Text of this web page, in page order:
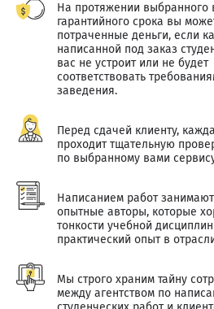
На протяжении выбранного
гарантийного срока вы
потраченные деньги, если
написанной под заказ
вас не устроит или не будет
соответствовать
заведения.
Перед сдачей клиенту,
проходит тщательную
по выбранному вами
Написанием работ
опытные авторы, которые
тонкости учебной
практический опыт в
Мы строго храним тайну
между агентством по